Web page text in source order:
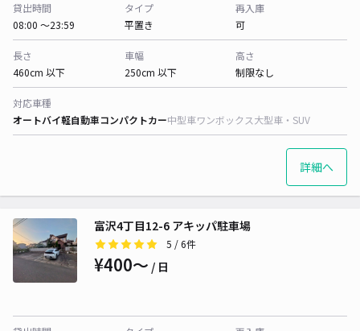
貸出時間
08:00 〜23:59
タイプ
平置き
再入庫
可
長さ
460cm 以下
車幅
250cm 以下
高さ
制限なし
対応車種
オートバイ軽自動車コンパクトカー中型車ワンボックス大型車・SUV
詳細へ
富沢4丁目12-6 アキッパ駐車場
5 / 6件
¥400〜 / 日